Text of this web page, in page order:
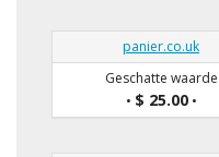
panier.co.uk
Geschatte waarde
• $ 25.00•